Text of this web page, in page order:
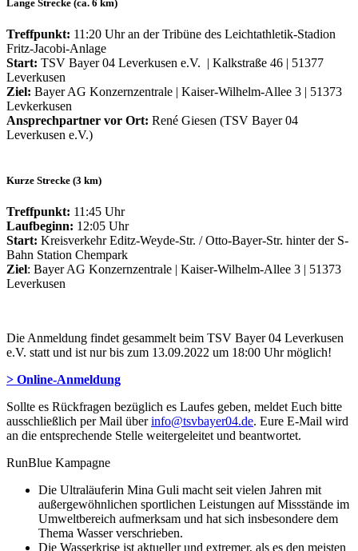
Lange Strecke (ca. 6 km)
Treffpunkt: 11:20 Uhr an der Tribüne des Leichtathletik-Stadion
Fritz-Jacobi-Anlage
Start: TSV Bayer 04 Leverkusen e.V. | Kalkstraße 46 | 51377
Leverkusen
Ziel: Bayer AG Konzernzentrale | Kaiser-Wilhelm-Allee 3 | 51373
Levkerkusen
Ansprechpartner vor Ort: René Giesen (TSV Bayer 04
Leverkusen e.V.)
Kurze Strecke (3 km)
Treffpunkt: 11:45 Uhr
Laufbeginn: 12:05 Uhr
Start: Kreisverkehr Editz-Weyde-Str. / Otto-Bayer-Str. hinter der S-
Bahn Station Chempark
Ziel: Bayer AG Konzernzentrale | Kaiser-Wilhelm-Allee 3 | 51373
Leverkusen
Die Anmeldung findet gesammelt beim TSV Bayer 04 Leverkusen
e.V. statt und ist nur bis zum 13.09.2022 um 18:00 Uhr möglich!
> Online-Anmeldung
Sollte es Rückfragen bezüglich es Laufes geben, meldet Euch bitte
ausschließlich per Mail überinfo@tsvbayer04.de. Eure E-Mail wird
an die entsprechende Stelle weitergeleitet und beantwortet.
RunBlue Kampagne
Die Ultraläuferin Mina Guli macht seit vielen Jahren mit
außergewöhnlichen sportlichen Leistungen auf Missstände im
Umweltbereich aufmerksam und hat sich insbesondere dem
Thema Wasser verschrieben.
Die Wasserkrise ist aktueller und extremer, als es den meisten